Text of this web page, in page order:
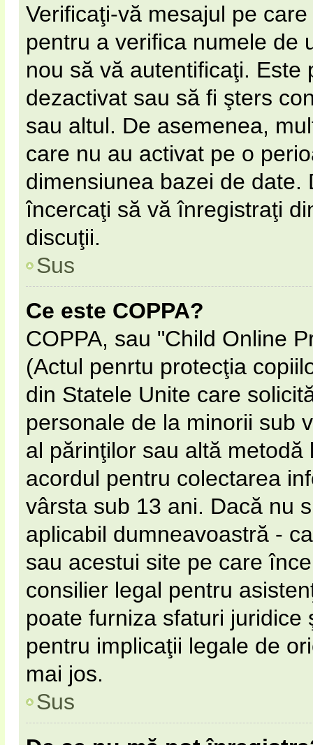
Verificaţi-vă mesajul pe
pentru a verifica numele de
nou să vă autentificaţi.
dezactivat sau să fi şters
sau altul. De asemenea,
care nu au activat pe o
dimensiunea bazei de
încercaţi să vă înregistraţi
discuţii.
Sus
Ce este COPPA?
COPPA, sau "Child Online
(Actul penrtu protecţia
din Statele Unite care
personale de la minorii sub
al părinţilor sau altă
acordul pentru colectarea
vârsta sub 13 ani. Dacă nu
aplicabil dumneavoastră -
sau acestui site pe care
consilier legal pentru
poate furniza sfaturi
pentru implicaţii legale de
mai jos.
Sus